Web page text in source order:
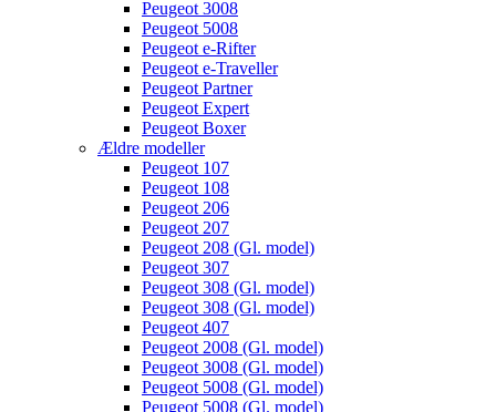
Peugeot 3008
Peugeot 5008
Peugeot e-Rifter
Peugeot e-Traveller
Peugeot Partner
Peugeot Expert
Peugeot Boxer
Ældre modeller
Peugeot 107
Peugeot 108
Peugeot 206
Peugeot 207
Peugeot 208 (Gl. model)
Peugeot 307
Peugeot 308 (Gl. model)
Peugeot 308 (Gl. model)
Peugeot 407
Peugeot 2008 (Gl. model)
Peugeot 3008 (Gl. model)
Peugeot 5008 (Gl. model)
Peugeot 5008 (Gl. model)